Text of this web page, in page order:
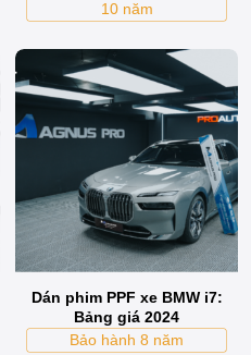
10 năm
Dán phim PPF xe BMW i7:
Bảng giá 2024
Bảo hành 8 năm